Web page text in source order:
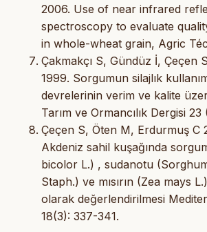
2006. Use of near infrared
spectroscopy to evaluate
in whole-wheat grain, Agric
Çakmakçı S, Gündüz İ, Çeçen
1999. Sorgumun silajlık
devrelerinin verim ve kalite
Tarım ve Ormancılık Dergisi 23
Çeçen S, Öten M, Erdurmuş C
Akdeniz sahil kuşağında
bicolor L.) , sudanotu
Staph.) ve mısırın (Zea mays
olarak değerlendirilmesi
18(3): 337-341.